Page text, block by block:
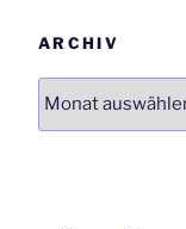
ARCHIV
Archiv